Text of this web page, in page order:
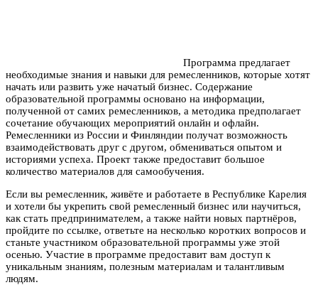
Программа предлагает
необходимые знания и навыки для ремесленников, которые хотят
начать или развить уже начатый бизнес. Содержание
образовательной программы основано на информации,
полученной от самих ремесленников, а методика предполагает
сочетание обучающих мероприятий онлайн и офлайн.
Ремесленники из России и Финляндии получат возможность
взаимодействовать друг с другом, обмениваться опытом и
историями успеха. Проект также предоставит большое
количество материалов для самообучения.
Если вы ремесленник, живёте и работаете в Республике Карелия
и хотели бы укрепить свой ремесленный бизнес или научиться,
как стать предпринимателем, а также найти новых партнёров,
пройдите по ссылке, ответьте на несколько коротких вопросов и
станьте участником образовательной программы уже этой
осенью. Участие в программе предоставит вам доступ к
уникальным знаниям, полезным материалам и талантливым
людям.